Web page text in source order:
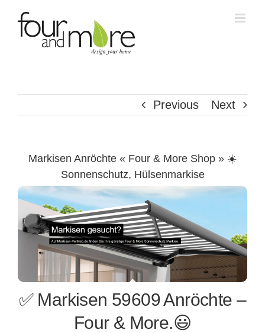
Previous Next
Markisen Anröchte « Four & More Shop » ☀️
Sonnenschutz, Hülsenmarkise
✅ Markisen 59609 Anröchte –
Four & More.😃